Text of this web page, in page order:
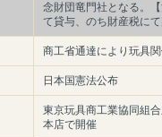
念財団竜門社となる。
て貸与、のち財産税に
商工省通達により玩具
日本国憲法公布
東京玩具商工業協同組
本店で開催